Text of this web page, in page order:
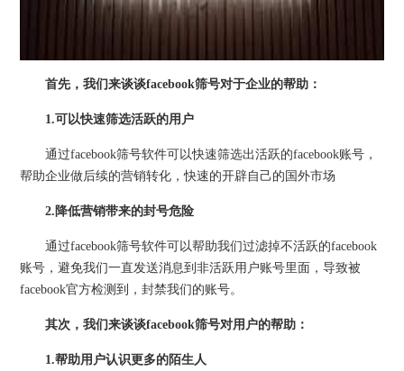
首先，我们来谈谈facebook筛号对于企业的帮助：
1.可以快速筛选活跃的用户
通过facebook筛号软件可以快速筛选出活跃的facebook账号，
帮助企业做后续的营销转化，快速的开辟自己的国外市场
2.降低营销带来的封号危险
通过facebook筛号软件可以帮助我们过滤掉不活跃的facebook
账号，避免我们一直发送消息到非活跃用户账号里面，导致被
facebook官方检测到，封禁我们的账号。
其次，我们来谈谈facebook筛号对用户的帮助：
1.帮助用户认识更多的陌生人